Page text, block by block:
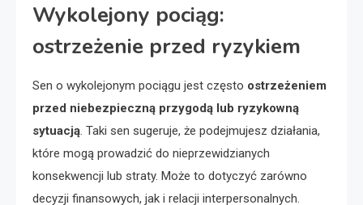
Wykolejony pociąg:
ostrzeżenie przed ryzykiem
Sen o wykolejonym pociągu jest często ostrzeżeniem
przed niebezpieczną przygodą lub ryzykowną
sytuacją. Taki sen sugeruje, że podejmujesz działania,
które mogą prowadzić do nieprzewidzianych
konsekwencji lub straty. Może to dotyczyć zarówno
decyzji finansowych, jak i relacji interpersonalnych.